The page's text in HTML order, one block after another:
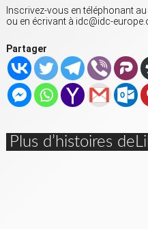
Inscrivez-vous en téléphonant
ou en écrivant à idc@idc-
Partager
Plus d’histoires